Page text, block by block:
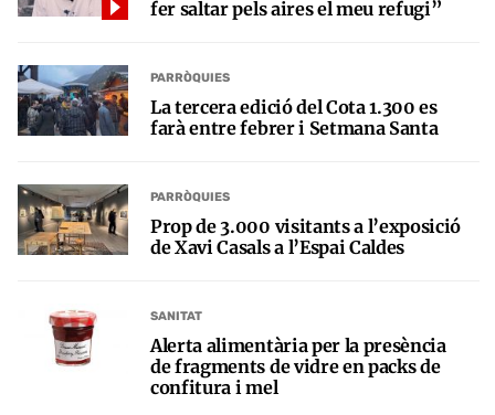
fer saltar pels aires el meu refugi”
PARRÒQUIES
La tercera edició del Cota 1.300 es
farà entre febrer i Setmana Santa
PARRÒQUIES
Prop de 3.000 visitants a l’exposició
de Xavi Casals a l’Espai Caldes
SANITAT
Alerta alimentària per la presència
de fragments de vidre en packs de
confitura i mel